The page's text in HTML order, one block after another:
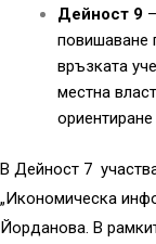
Дейност 9
повишаване
връзката
местна
ориентиране
В Дейност 7
„Икономическа
Йорданова. В